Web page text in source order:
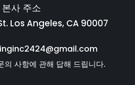
본사 주소
Los Angeles, CA 90007
의 사항에 관해 답해 드립니다.